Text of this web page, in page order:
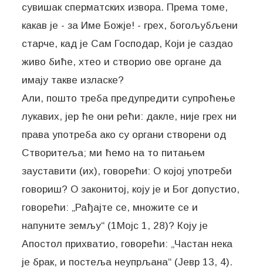
сувишак сперматских извора. Према томе,
какав је - за Име Божје! - грех, богољубљени
старче, кад је Сам Господар, Који је саздао
живо биће, хтео и створио ове органе да
имају такве изласке?
Али, пошто треба предупредити супроћење
лукавих, јер ће они рећи: дакле, није грех ни
права употреба ако су органи створени од
Створитеља; ми ћемо на то питањем
зауставити (их), говорећи: О којој употреби
говориш? О законитој, коју је и Бог допустио,
говорећи: „Рађајте се, множите се и
напуните земљу“ (1Мојс 1, 28)? Коју је
Апостол прихватио, говорећи: „Частан нека
је брак, и постеља неупрљана“ (Јевр 13, 4).